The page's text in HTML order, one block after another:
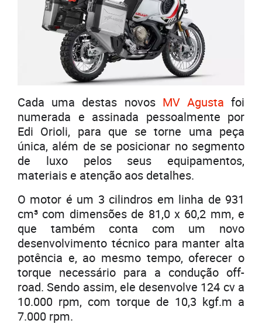
Cada uma destas novos MV Agusta foi
numerada e assinada pessoalmente por
Edi Orioli, para que se torne uma peça
única, além de se posicionar no segmento
de luxo pelos seus equipamentos,
materiais e atenção aos detalhes.
O motor é um 3 cilindros em linha de 931
cm³ com dimensões de 81,0 x 60,2 mm, e
que também conta com um novo
desenvolvimento técnico para manter alta
potência e, ao mesmo tempo, oferecer o
torque necessário para a condução off-
road. Sendo assim, ele desenvolve 124 cv a
10.000 rpm, com torque de 10,3 kgf.m a
7.000 rpm.